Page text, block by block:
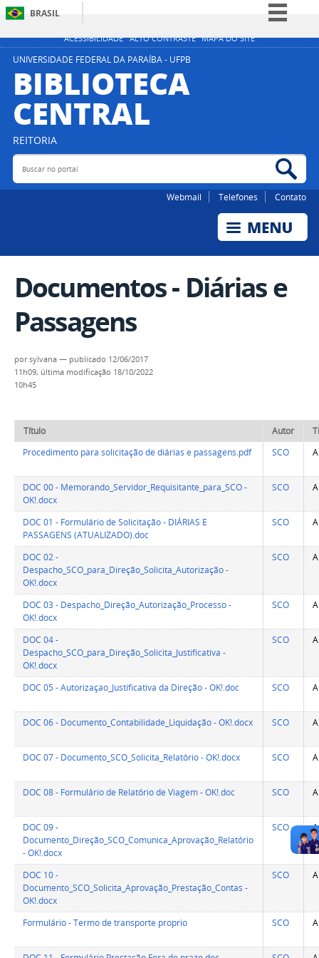
ACESSIBILIDADE ALTO CONTRASTE MAPA DO SITE
BRASIL
Simplifique!
UNIVERSIDADE FEDERAL DA PARAÍBA - UFPB
BIBLIOTECA
CENTRAL
REITORIA
Buscar no portal
Webmail Telefones Contato
Documentos - Diárias e
Passagens
porsylvana — publicado 12/06/2017
11h09, última modificação 18/10/2022
10h45
Título Autor
Procedimento para solicitação de diárias e passagens.pdf
SCO
DOC 00 - Memorando_Servidor_Requisitante_para_SCO -
OK!.docx
SCO
DOC 01 - Formulário de Solicitação - DIÁRIAS E
PASSAGENS (ATUALIZADO).doc
SCO
DOC 02 -
Despacho_SCO_para_Direção_Solicita_Autorização -
OK!.docx
SCO
DOC 03 - Despacho_Direção_Autorização_Processo -
OK!.docx
SCO
DOC 04 -
Despacho_SCO_para_Direção_Solicita_Justificativa -
OK!.docx
SCO
DOC 05 - Autorizaçao_Justificativa da Direção - OK!.doc SCO
DOC 06 - Documento_Contabilidade_Liquidação - OK!.docx SCO
DOC 07 - Documento_SCO_Solicita_Relatório - OK!.docx SCO
DOC 08 - Formulário de Relatório de Viagem - OK!.doc SCO
DOC 09 -
Documento_Direção_SCO_Comunica_Aprovação_Relatório
- OK!.docx
SCO
DOC 10 -
Documento_SCO_Solicita_Aprovação_Prestação_Contas -
OK!.docx
SCO
Formulário - Termo de transporte proprio SCO